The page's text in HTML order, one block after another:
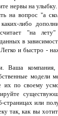
нервы на улыбку.
на вопрос "а
либо
"на
в
и быстро -
Ваша
модели
их по своему
страницах или
так, как вы